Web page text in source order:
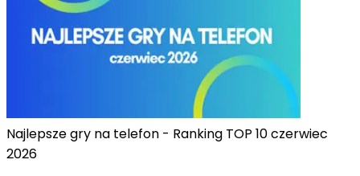
Najlepsze gry na telefon - Ranking TOP 10 czerwiec
2026